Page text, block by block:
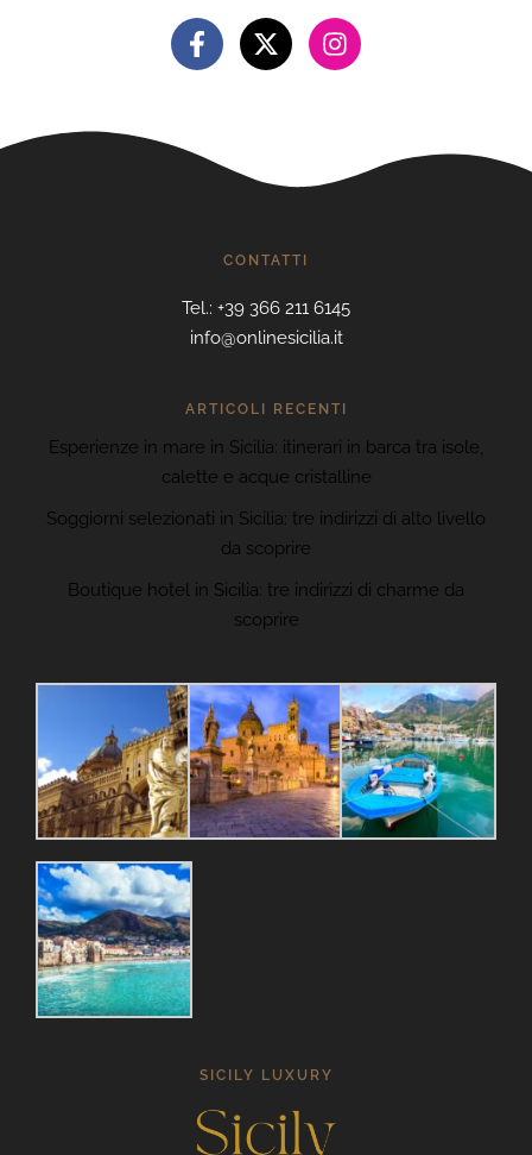
CONTATTI
Tel.: +39 366 211 6145
info@onlinesicilia.it
ARTICOLI RECENTI
Esperienze in mare in Sicilia: itinerari in barca tra isole,
calette e acque cristalline
Soggiorni selezionati in Sicilia: tre indirizzi di alto livello
da scoprire
Boutique hotel in Sicilia: tre indirizzi di charme da
scoprire
SICILY LUXURY